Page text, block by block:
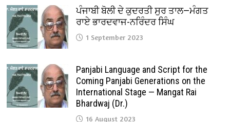
ਪੰਜਾਬੀ ਬੋਲੀ ਦੇ ਕੁਦਰਤੀ ਸੁਰ ਤਾਲ—ਮੰਗਤ
ਰਾਏ ਭਾਰਦਵਾਜ-ਨਰਿੰਦਰ ਸਿੰਘ
1 September 2023
Panjabi Language and Script for the
Coming Panjabi Generations on the
International Stage — Mangat Rai
Bhardwaj (Dr.)
16 August 2023